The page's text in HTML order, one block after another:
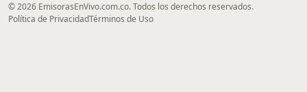
© 2026 EmisorasEnVivo.com.co. Todos los derechos reservados.
Política de PrivacidadTérminos de Uso